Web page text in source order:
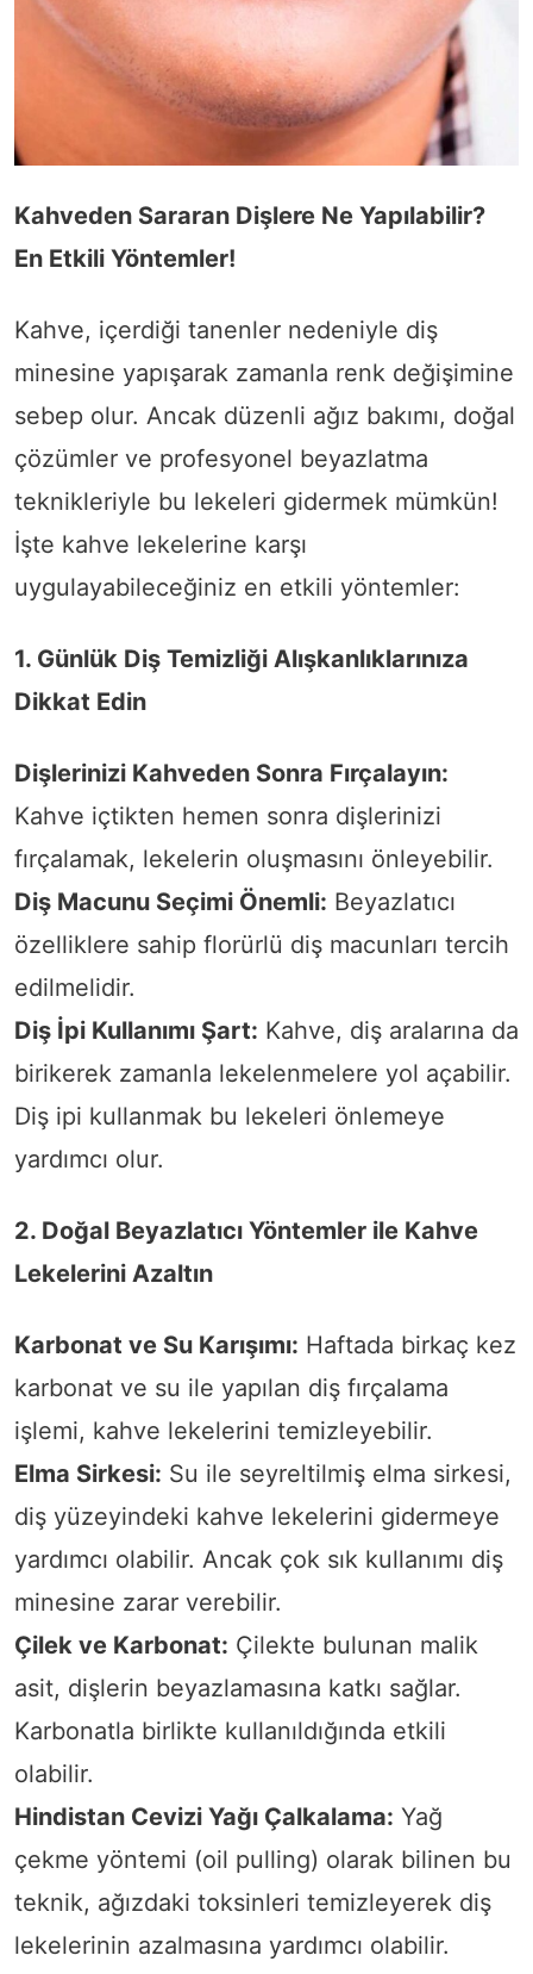
Kahveden Sararan Dişlere Ne Yapılabilir?
En Etkili Yöntemler!
Kahve, içerdiği tanenler nedeniyle diş
minesine yapışarak zamanla renk değişimine
sebep olur. Ancak düzenli ağız bakımı, doğal
çözümler ve profesyonel beyazlatma
teknikleriyle bu lekeleri gidermek mümkün!
İşte kahve lekelerine karşı
uygulayabileceğiniz en etkili yöntemler:
1. Günlük Diş Temizliği Alışkanlıklarınıza
Dikkat Edin
Dişlerinizi Kahveden Sonra Fırçalayın:
Kahve içtikten hemen sonra dişlerinizi
fırçalamak, lekelerin oluşmasını önleyebilir.
Diş Macunu Seçimi Önemli: Beyazlatıcı
özelliklere sahip florürlü diş macunları tercih
edilmelidir.
Diş İpi Kullanımı Şart: Kahve, diş aralarına da
birikerek zamanla lekelenmelere yol açabilir.
Diş ipi kullanmak bu lekeleri önlemeye
yardımcı olur.
2. Doğal Beyazlatıcı Yöntemler ile Kahve
Lekelerini Azaltın
Karbonat ve Su Karışımı: Haftada birkaç kez
karbonat ve su ile yapılan diş fırçalama
işlemi, kahve lekelerini temizleyebilir.
Elma Sirkesi: Su ile seyreltilmiş elma sirkesi,
diş yüzeyindeki kahve lekelerini gidermeye
yardımcı olabilir. Ancak çok sık kullanımı diş
minesine zarar verebilir.
Çilek ve Karbonat: Çilekte bulunan malik
asit, dişlerin beyazlamasına katkı sağlar.
Karbonatla birlikte kullanıldığında etkili
olabilir.
Hindistan Cevizi Yağı Çalkalama: Yağ
çekme yöntemi (oil pulling) olarak bilinen bu
teknik, ağızdaki toksinleri temizleyerek diş
lekelerinin azalmasına yardımcı olabilir.